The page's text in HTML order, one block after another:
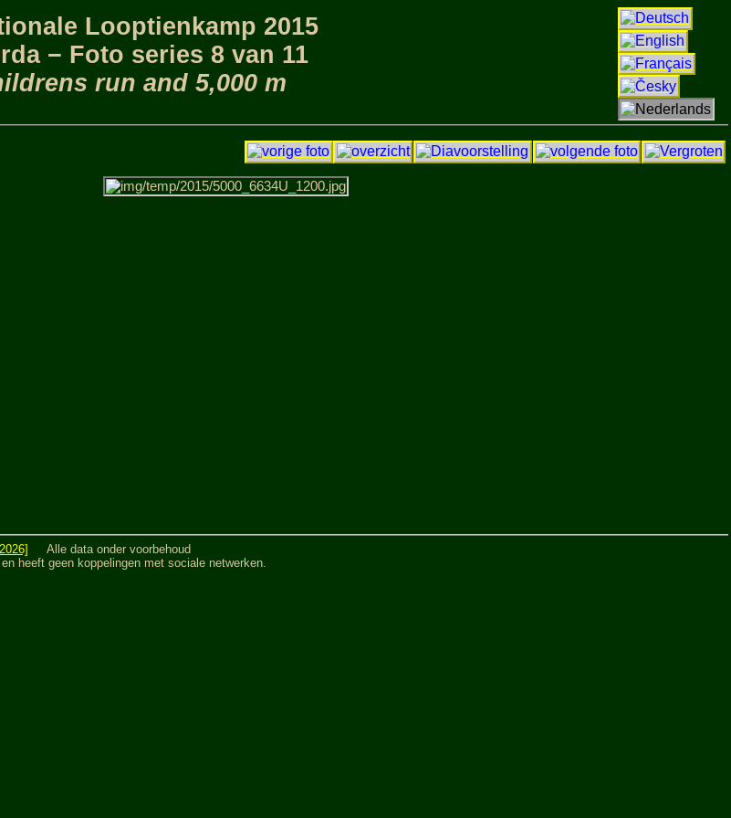
Looptienkamp 2015
− Foto series 8 van 11
run and 5,000 m
Alle data onder voorbehoud
heeft geen koppelingen met sociale netwerken.